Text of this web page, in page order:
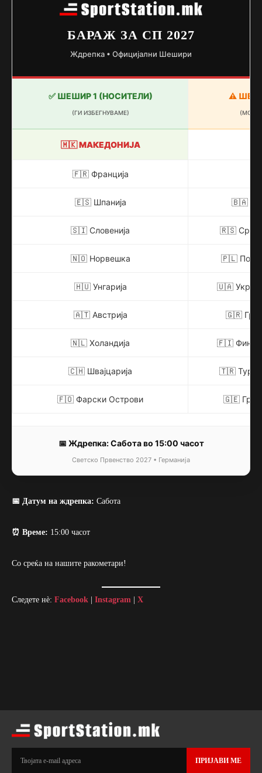
БАРАЖ ЗА СП 2027
Ждрепка • Официјални Шешири
✅ ШЕШИР 1 (НОСИТЕЛИ)
(ГИ ИЗБЕГНУВАМЕ)
⚠️
🇲🇰 МАКЕДОНИЈА
🇫🇷 Франција
🇪🇸 Шпанија 🇧🇦
🇸🇮 Словенија 🇷🇸
🇳🇴 Норвешка 🇵🇱
🇭🇺 Унгарија 🇺🇦
🇦🇹 Австрија 🇬🇷
🇳🇱 Холандија 🇫🇮
🇨🇭 Швајцарија 🇹🇷
🇫🇴 Фарски Острови 🇬🇪
📅 Ждрепка: Сабота во 15:00 часот
Светско Првенство 2027 • Германија
📅 Датум на ждрепка: Сабота
⏰ Време: 15:00 часот
Со среќа на нашите ракометари!
Следете нè: Facebook Instagram X
ПРИЈАВИ МЕ